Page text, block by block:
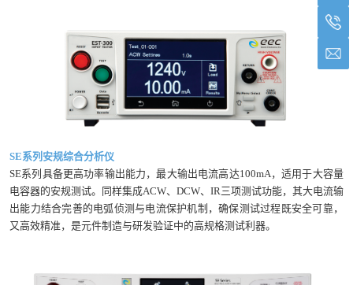
SE系列安规综合分析仪
SE系列具备更高功率输出能力，最大输出电流高达100mA，适用于大容量
电容器的安规测试。同样集成ACW、DCW、IR三项测试功能，其大电流输
出能力结合完善的电弧侦测与电流保护机制，确保测试过程既安全可靠，
又高效精准，是元件制造与研发验证中的高规格测试利器。